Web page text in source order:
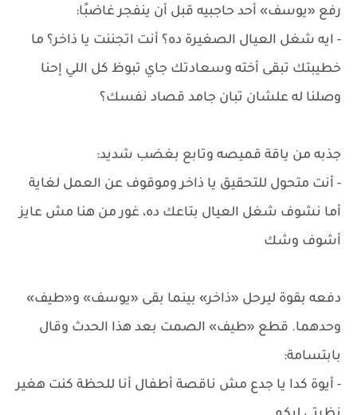
رفع «يوسف» أحد حاجبيه قبل أن ينفجر غاضبًا:
- ايه شغل العيال الصغيرة ده؟ أنت اتجننت يا ذاخر؟ ما
خطيبتك تبقى أخته وسعادتك جاي تبوظ كل اللي إحنا
وصلنا له علشان تبان جامد قصاد نفسك؟
جذبه من ياقة قميصه وتابع بغضب شديد:
- أنت متحول للتحقيق يا ذاخر وموقوف عن العمل لغاية
أما نشوف شغل العيال بتاعك ده، غور من هنا مش عايز
أشوف وشك
دفعه بقوة ليرحل «ذاخر» بينما بقى «يوسف» و«طيف»
وحدهما. قطع «طيف» الصمت بعد هذا الحدث وقال
بابتسامة:
- أيوة كدا يا جدع مش ناقصة أطفال أنا للحظة كنت هغير